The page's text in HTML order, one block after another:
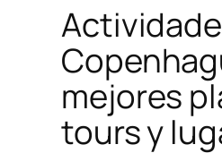
mejores
tours y